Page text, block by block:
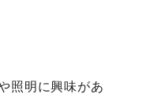
照明に興味があ